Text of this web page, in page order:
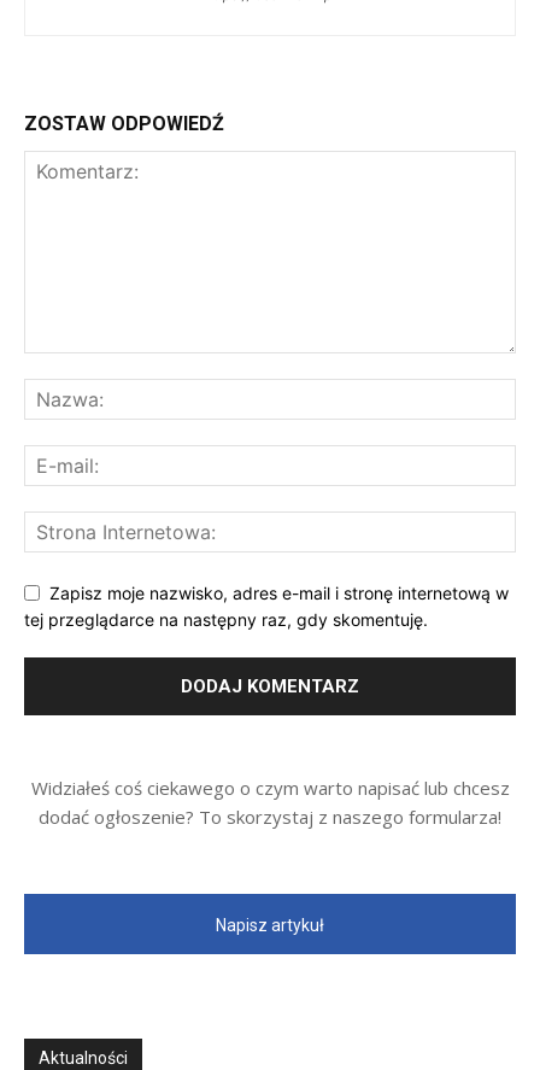
ZOSTAW ODPOWIEDŹ
Zapisz moje nazwisko, adres e-mail i stronę internetową w
tej przeglądarce na następny raz, gdy skomentuję.
Widziałeś coś ciekawego o czym warto napisać lub chcesz
dodać ogłoszenie? To skorzystaj z naszego formularza!
Napisz artykuł
Aktualności